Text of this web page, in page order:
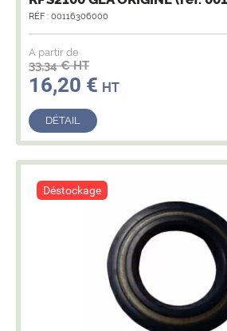
RÉF : 00116306000
A partir de
33,34 € HT
16,20 € HT
DÉTAIL
Déstockage